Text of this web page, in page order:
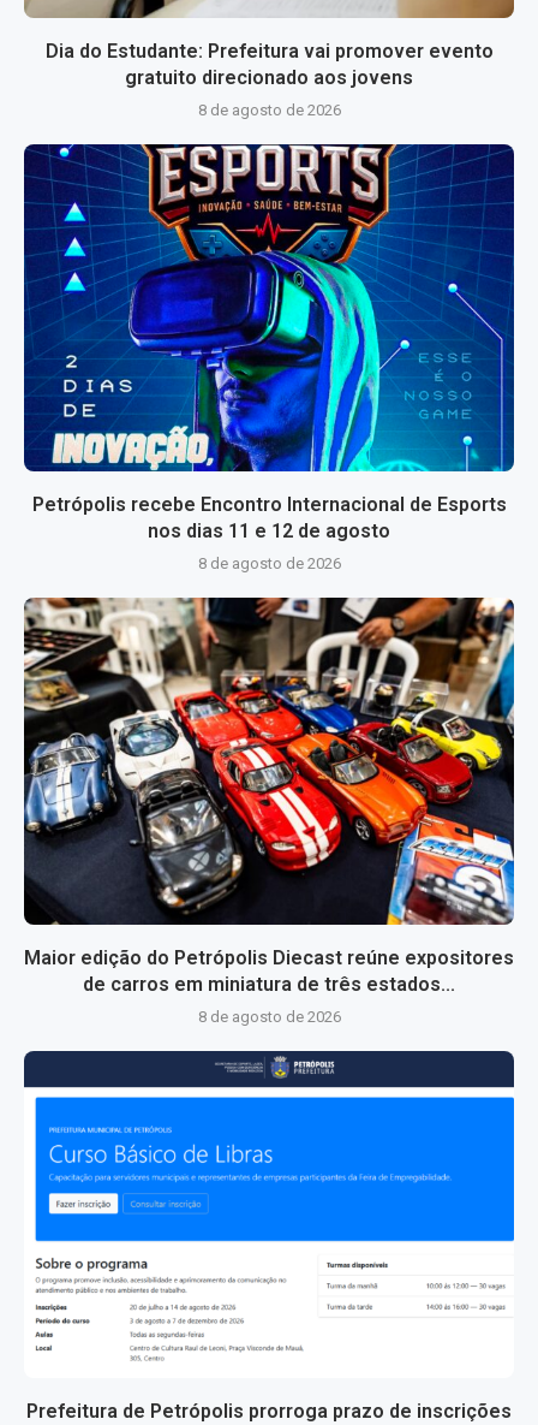
Dia do Estudante: Prefeitura vai promover evento
gratuito direcionado aos jovens
8 de agosto de 2026
Petrópolis recebe Encontro Internacional de Esports
nos dias 11 e 12 de agosto
8 de agosto de 2026
Maior edição do Petrópolis Diecast reúne expositores
de carros em miniatura de três estados...
8 de agosto de 2026
Prefeitura de Petrópolis prorroga prazo de inscrições